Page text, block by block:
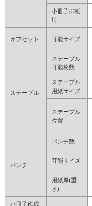
小冊子排紙
時
オフセット 可能サイズ
ステープル
ステープル
可能枚数
ステープル
用紙サイズ
ステープル
位置
パンチ
パンチ数
可能サイズ
用紙厚(重
さ)
小冊子作成